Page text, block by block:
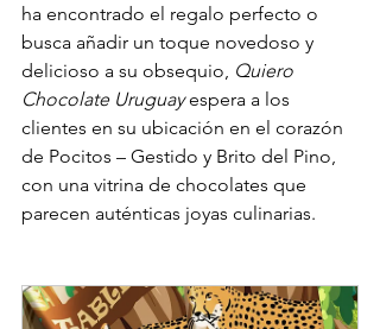
ha encontrado el regalo perfecto o
busca añadir un toque novedoso y
delicioso a su obsequio, Quiero
Chocolate Uruguay espera a los
clientes en su ubicación en el corazón
de Pocitos – Gestido y Brito del Pino,
con una vitrina de chocolates que
parecen auténticas joyas culinarias.